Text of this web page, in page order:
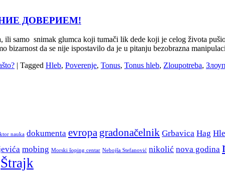
ДОВЕРИЕМ!
samo snimak glumca koji tumači lik dede koji je celog života
bizarnost da se nije ispostavilo da je u pitanju bezobrazna
| Tagged Hleb, Poverenje, Tonus, Tonus hleb, Zloupotreba,
nauka dokumenta evropa gradonačelnik Grbavica Hag
mobing Morski šoping centar Nebojša Stefanović nikolić nova godina
Štrajk